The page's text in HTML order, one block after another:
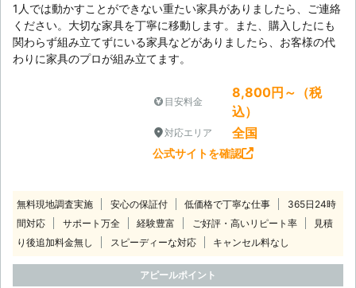
1人では動かすことができない重たい家具がありましたら、ご連絡
ください。大切な家具を丁寧に移動します。また、購入したにも
関わらず組み立てずにいる家具などがありましたら、お客様の代
わりに家具のプロが組み立てます。
目安料金
8,800円～（税
込）
対応エリア 全国
公式サイトを確認
無料現地調査実施 安心の保証付 低価格で丁寧な仕事
365日24時
間対応
サポート万全 経験豊富 ご好評・高いリピート率
見積
り後追加料金無し
スピーディーな対応 キャンセル料なし
アピールポイント